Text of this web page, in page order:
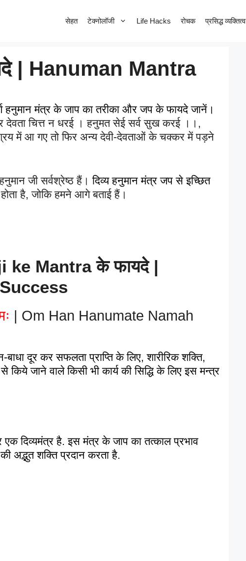
सेहत टेक्नोलॉजी Life Hacks रोचक प्रसिद्ध व्यक्तित्व
| Hanuman Mantra
हनुमान मंत्र के जाप का तरीका और जप के फायदे जानें।
देवता चित्त न धरई । हनुमत सेई सर्व सुख करई ।।,
में आ गए तो फिर अन्य देवी-देवताओं के चक्कर में पड़ने
जी सर्वश्रेष्ठ हैं।दिव्य हनुमान मंत्र जप से इच्छित
है, जोकि हमने आगे बताई हैं।
ke Mantra के फायदे |
| Om Han Hanumate Namah
बाधा दूर कर सफलता प्राप्ति के लिए, शारीरिक शक्ति,
जाने वाले किसी भी कार्य की सिद्धि के लिए इस मन्त्र
एक दिव्यमंत्र है. इस मंत्र के जाप का तत्काल प्रभाव
अद्भुत शक्ति प्रदान करता है.